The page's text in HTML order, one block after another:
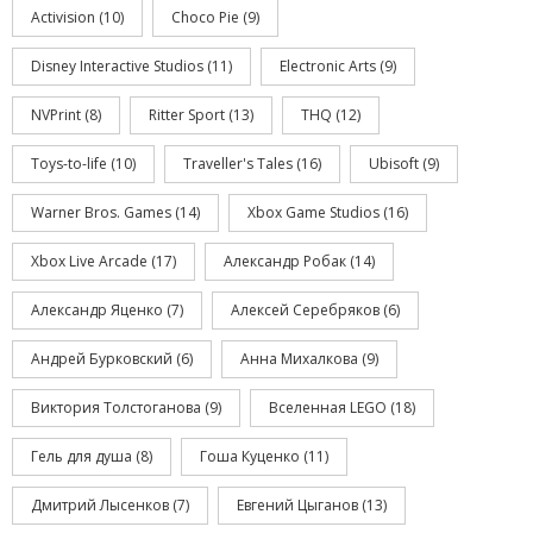
Activision (10) Choco Pie (9)
Disney Interactive Studios (11) Electronic Arts (9)
NVPrint (8) Ritter Sport (13) THQ (12)
Toys-to-life (10) Traveller's Tales (16) Ubisoft (9)
Warner Bros. Games (14) Xbox Game Studios (16)
Xbox Live Arcade (17) Александр Робак (14)
Александр Яценко (7) Алексей Серебряков (6)
Андрей Бурковский (6) Анна Михалкова (9)
Виктория Толстоганова (9) Вселенная LEGO (18)
Гель для душа (8) Гоша Куценко (11)
Дмитрий Лысенков (7) Евгений Цыганов (13)